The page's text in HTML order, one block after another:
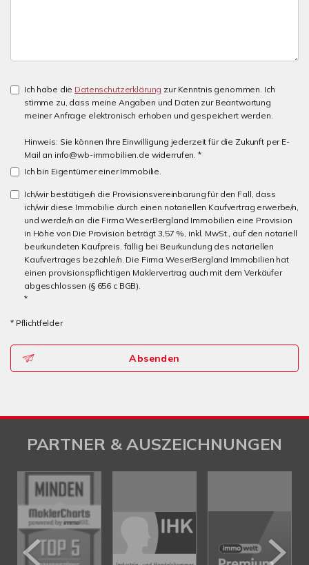
Ich habe die Datenschutzerklärung zur Kenntnis genommen. Ich
stimme zu, dass meine Angaben und Daten zur Beantwortung
meiner Anfrage elektronisch erhoben und gespeichert werden.
Hinweis: Sie können Ihre Einwilligung jederzeit für die Zukunft per E-
Mail an info@wb-immobilien.de widerrufen. *
Ich bin Eigentümer einer Immobilie.
Ich/wir bestätige/n die Provisionsvereinbarung für den Fall, dass
ich/wir diese Immobilie durch einen notariellen Kaufvertrag erwerbe/n,
und werde/n an die Firma WeserBergland Immobilien eine Provision
in Höhe von Die Provision beträgt 3,57 %, inkl. MwSt., auf den notariell
beurkundeten Kaufpreis. fällig bei Beurkundung des notariellen
Kaufvertrages bezahle/n. Die Firma WeserBergland Immobilien hat
einen provisionspflichtigen Maklervertrag auch mit dem Verkäufer
abgeschlossen (§ 656 c BGB).
*
* Pflichtfelder
Absenden
PARTNER & AUSZEICHNUNGEN